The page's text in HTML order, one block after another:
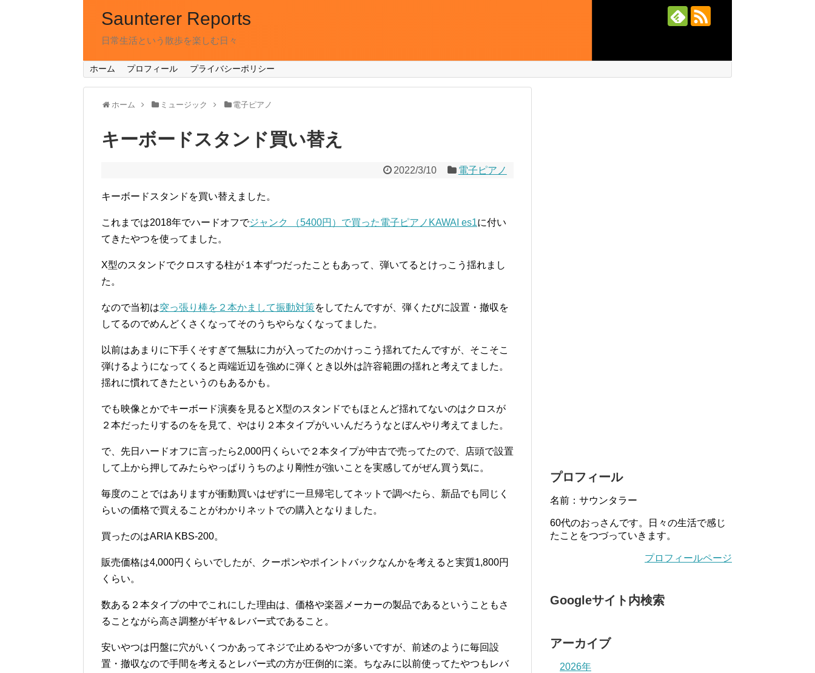
Saunterer Reports
日常生活という散歩を楽しむ日々
ホーム プロフィール プライバシーポリシー
ホーム ミュージック 電子ピアノ
キーボードスタンド買い替え
2022/3/10 電子ピアノ
キーボードスタンドを買い替えました。
これまでは2018年でハードオフでジャンク （5400円）で買った電子ピアノKAWAI es1に付い
てきたやつを使ってました。
X型のスタンドでクロスする柱が１本ずつだったこともあって、弾いてるとけっこう揺れまし
た。
なので当初は突っ張り棒を２本かまして振動対策をしてたんですが、弾くたびに設置・撤収を
してるのでめんどくさくなってそのうちやらなくなってました。
以前はあまりに下手くそすぎて無駄に力が入ってたのかけっこう揺れてたんですが、そこそこ
弾けるようになってくると両端近辺を強めに弾くとき以外は許容範囲の揺れと考えてました。
揺れに慣れてきたというのもあるかも。
でも映像とかでキーボード演奏を見るとX型のスタンドでもほとんど揺れてないのはクロスが
２本だったりするのをを見て、やはり２本タイプがいいんだろうなとぼんやり考えてました。
で、先日ハードオフに言ったら2,000円くらいで２本タイプが中古で売ってたので、店頭で設置
して上から押してみたらやっぱりうちのより剛性が強いことを実感してがぜん買う気に。
毎度のことではありますが衝動買いはぜずに一旦帰宅してネットで調べたら、新品でも同じく
らいの価格で買えることがわかりネットでの購入となりました。
買ったのはARIA KBS-200。
販売価格は4,000円くらいでしたが、クーポンやポイントバックなんかを考えると実質1,800円
くらい。
数ある２本タイプの中でこれにした理由は、価格や楽器メーカーの製品であるということもさ
ることながら高さ調整がギヤ＆レバー式であること。
安いやつは円盤に穴がいくつかあってネジで止めるやつが多いですが、前述のように毎回設
置・撤収なので手間を考えるとレバー式の方が圧倒的に楽。ちなみに以前使ってたやつもレバ
プロフィール
名前：サウンタラー
60代のおっさんです。日々の生活で感じ
たことをつづっていきます。
プロフィールページ
Googleサイト内検索
アーカイブ
2026年